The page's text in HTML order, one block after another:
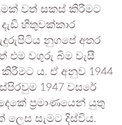
වත් සකස් කිරීමට
හිතුවක්කාර
නුගපේ අතර
එම වගුරු බිම වැසී
ය. ඒ අනුව 1944
1947 වසරේ
ප්‍රමාණයෙන් යුතු
සැමට දිස්විය.